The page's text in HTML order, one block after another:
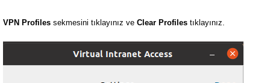
VPN Profiles sekmesini tıklayınız ve Clear Profiles tıklayınız.